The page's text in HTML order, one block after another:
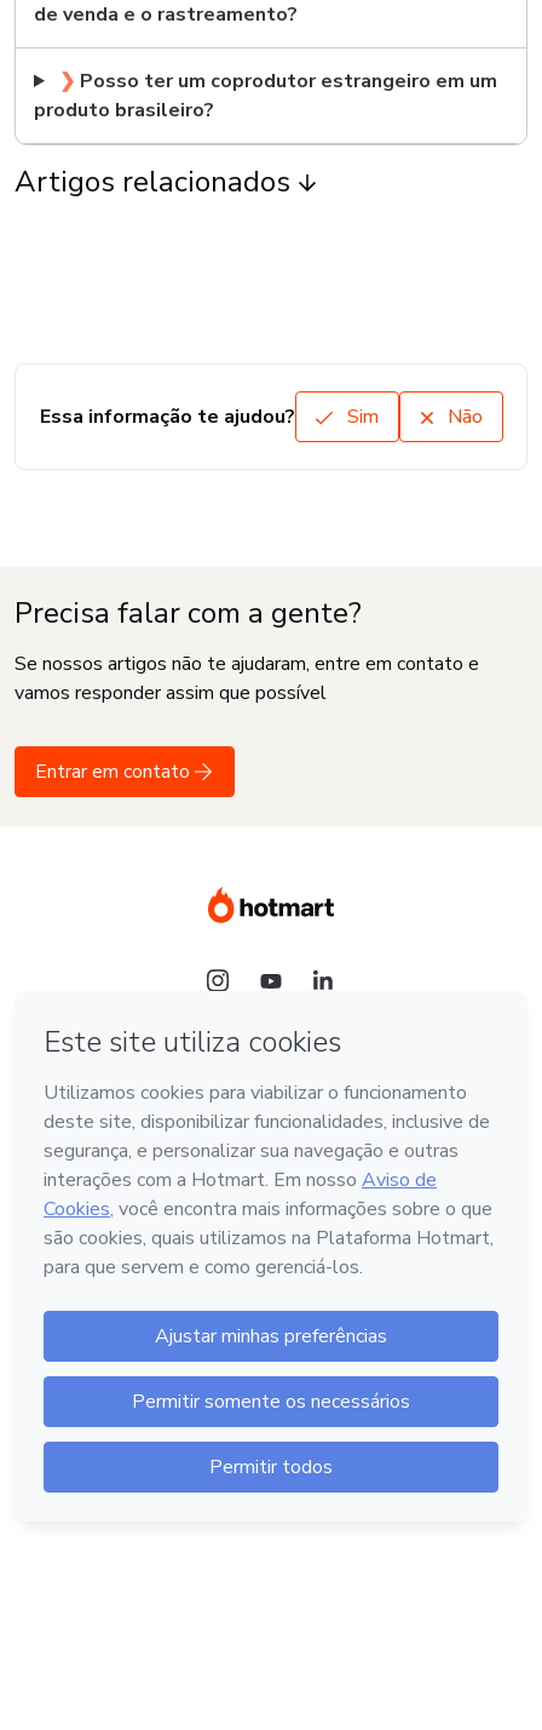
de venda e o rastreamento?
❯ Posso ter um coprodutor estrangeiro em um
produto brasileiro?
Artigos relacionados
Essa informação te ajudou? Sim Não
Precisa falar com a gente?
Se nossos artigos não te ajudaram, entre em contato e
vamos responder assim que possível
Entrar em contato
Idioma
Português - Brasil
Hotmart — 2011-2026 © Todos os direitos reservados